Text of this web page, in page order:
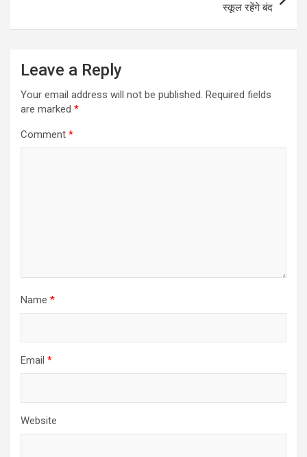
स्कूल रहेंगे बंद
Leave a Reply
Your email address will not be published. Required fields
are marked *
Comment *
Name *
Email *
Website